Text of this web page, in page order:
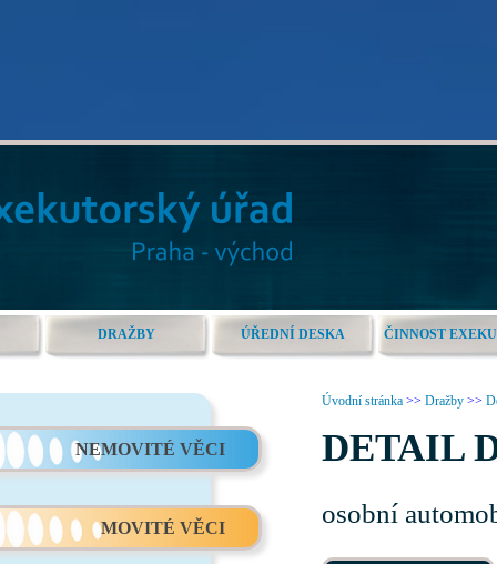
DRAŽBY ÚŘEDNÍ DESKA ČINNOST
NEMOVITÉ VĚCI
MOVITÉ VĚCI
Úvodní stránka >> Dražby >>
DETAIL
osobní